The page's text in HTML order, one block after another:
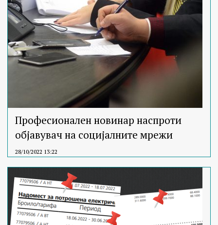
Професионален новинар наспроти
објавувач на социјалните мрежи
28/10/2022 13:22